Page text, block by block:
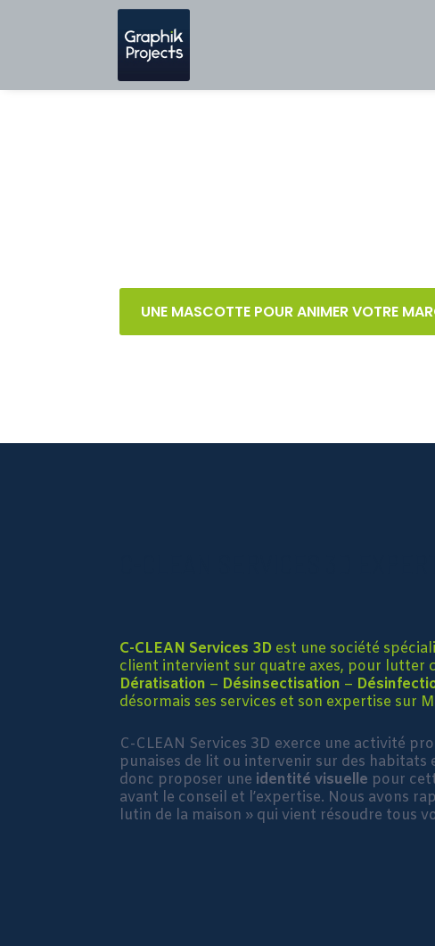
UNE MASCOTTE POUR ANIMER VOTRE
C-CLEAN Services 3D est une société
client intervient sur quatre axes, pour lutter
Dératisation – Désinsectisation –
désormais ses services et son expertise sur
C-CLEAN Services 3D exerce une activité
punaises de lit ou intervenir sur des
donc proposer une identité visuelle pour
avant le conseil et l’expertise. Nous avons
lutin de la maison » qui vient résoudre tous